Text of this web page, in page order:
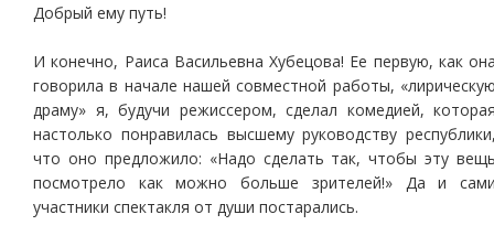
Добрый ему путь!
И конечно, Раиса Васильевна Хубецова! Ее первую, как
говорила в начале нашей совместной работы,
драму» я, будучи режиссером, сделал комедией,
настолько понравилась высшему руководству
что оно предложило: «Надо сделать так, чтобы эту
посмотрело как можно больше зрителей!» Да и
участники спектакля от души постарались.